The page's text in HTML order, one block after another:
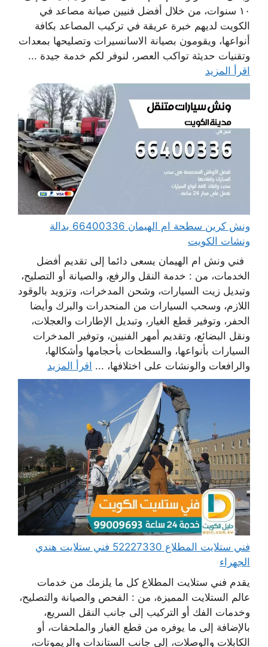
١٠ سنوات، من خلال أفضل فنيين صيانة مصاعد في
الكويت لديهم خبرة عريقة في تركيب المصاعد بكافة
أنواعها، ويقومون بصيانة الاسانسيرات وتصليحها بمعدات
وتقنيات حديثة تواكب العصر، لنوفر لكم خدمة جيدة ...
اقرأ المزيد
ونش كرين سطحة ام الهيمان 66400336 بدالة
ونشات الكويت
فني ونش ام الهيمان يسعى دائما إلى تقديم أفضل
الخدمات، من : خدمة النقل والرفع، والصيانة أو التصليح،
وتبديل زيت السيارات، وشحن المدخرات، وتزويد بالوقود
اللازم، وسحب السيارات من المنحدرات والبرك وأيضا
الحفر، وتوفير قطع الغيار، وتبديل الإطارات والعجلات،
ونقل البضائع، وتقديم أمهر الفنيين، وتوفير المدخرات
السيارات بأنواعها، والسطحات بأحجامها وأشكالها،
والرافعات والونشات على اختلافها، ... اقرأ المزيد
فني ستلايت المطلاع 52227330 فني ستلايت هندي
الجهراء
يقدم فني ستلايت المطلاع كل ما يلزمك من خدمات
عالم الستلايت المميزة، من : الفحص والصيانة والتصليح،
وخدمات الفك أو التركيب إلى جانب النقل السريع،
بالإضافة إلى ما يوفره من قطع الغيار والملحقات، أو
الكابلات والوصلات، إلى جانب الستاندات والريموتات،